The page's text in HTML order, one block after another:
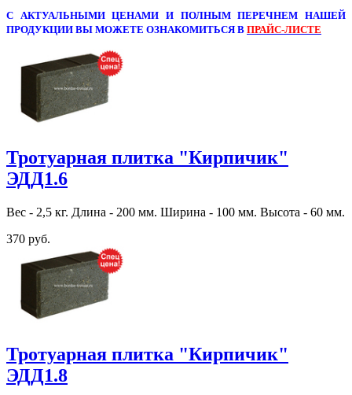
С АКТУАЛЬНЫМИ ЦЕНАМИ И ПОЛНЫМ ПЕРЕЧНЕМ НАШЕЙ
ПРОДУКЦИИ ВЫ МОЖЕТЕ ОЗНАКОМИТЬСЯ В ПРАЙС-ЛИСТЕ
Тротуарная плитка "Кирпичик"
ЭДД1.6
Вес - 2,5 кг. Длина - 200 мм. Ширина - 100 мм. Высота - 60 мм.
370 руб.
Тротуарная плитка "Кирпичик"
ЭДД1.8